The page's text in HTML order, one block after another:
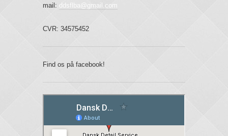
mail: ddsflba@gmail.com
CVR: 34575452
Find os på facebook!